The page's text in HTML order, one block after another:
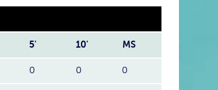
5' 10' MS
0 0 0